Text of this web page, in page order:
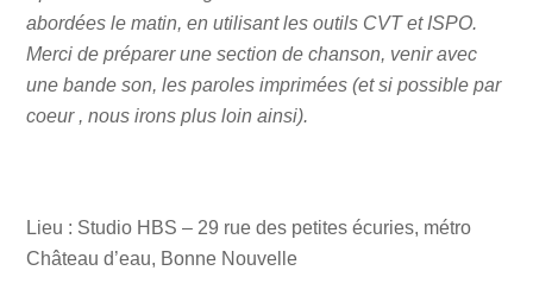
abordées le matin, en utilisant les outils CVT et ISPO.
Merci de préparer une section de chanson, venir avec
une bande son, les paroles imprimées (et si possible par
coeur , nous irons plus loin ainsi).
Lieu : Studio HBS – 29 rue des petites écuries, métro
Château d’eau, Bonne Nouvelle